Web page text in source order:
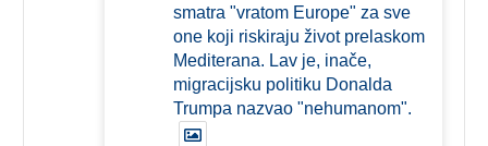
smatra "vratom Europe" za sve
one koji riskiraju život prelaskom
Mediterana. Lav je, inače,
migracijsku politiku Donalda
Trumpa nazvao "nehumanom".